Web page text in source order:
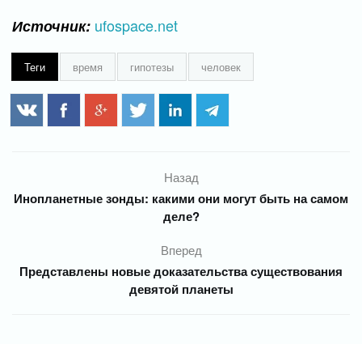
Источник: ufospace.net
Теги время гипотезы человек
Назад
Инопланетные зонды: какими они могут быть на самом
деле?
Вперед
Представлены новые доказательства существования
девятой планеты